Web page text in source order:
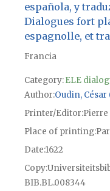
española, y
Dialogues fort
espagnolle, et
Francia
Category:ELE
Author Oudin, César
Printer/Editor
Place of printing
Date1622
Copy
BIB.BL.008344